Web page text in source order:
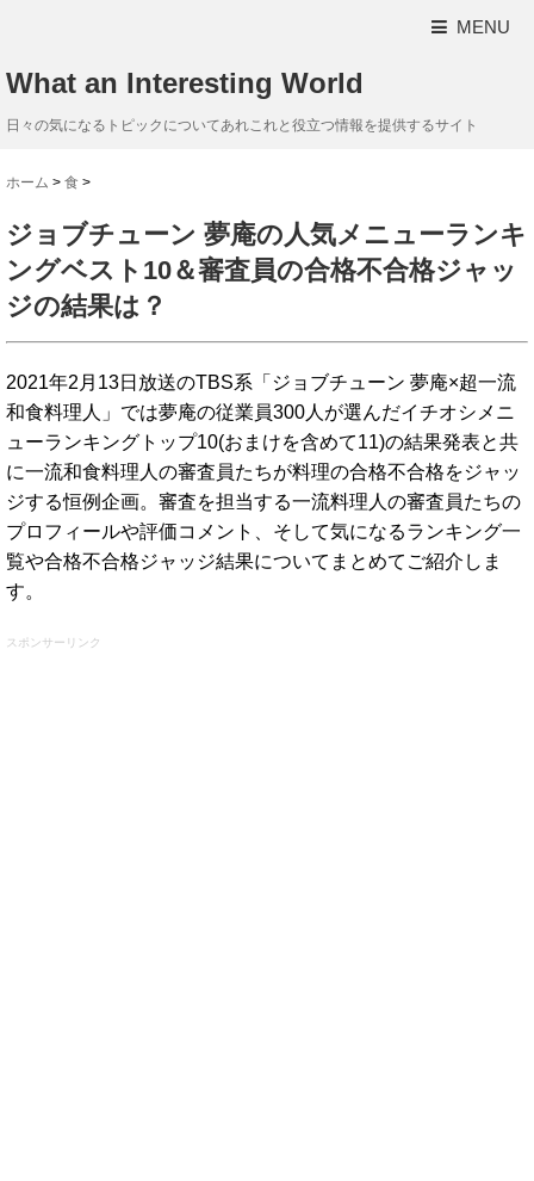
MENU
What an Interesting World
日々の気になるトピックについてあれこれと役立つ情報を提供するサイト
ホーム > 食 >
ジョブチューン 夢庵の人気メニューランキ
ングベスト10＆審査員の合格不合格ジャッ
ジの結果は？
2021年2月13日放送のTBS系「ジョブチューン 夢庵×超一流
和食料理人」では夢庵の従業員300人が選んだイチオシメニ
ューランキングトップ10(おまけを含めて11)の結果発表と共
に一流和食料理人の審査員たちが料理の合格不合格をジャッ
ジする恒例企画。審査を担当する一流料理人の審査員たちの
プロフィールや評価コメント、そして気になるランキング一
覧や合格不合格ジャッジ結果についてまとめてご紹介しま
す。
スポンサーリンク